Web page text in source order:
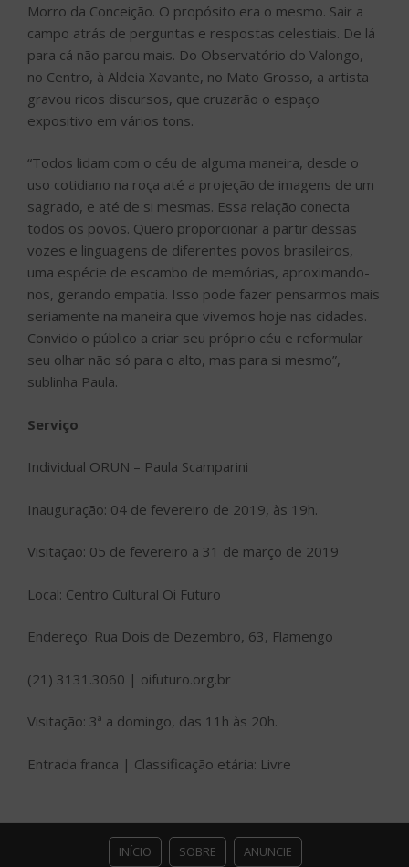
Morro da Conceição. O propósito era o mesmo. Sair a
campo atrás de perguntas e respostas celestiais. De lá
para cá não parou mais. Do Observatório do Valongo,
no Centro, à Aldeia Xavante, no Mato Grosso, a artista
gravou ricos discursos, que cruzarão o espaço
expositivo em vários tons.
“Todos lidam com o céu de alguma maneira, desde o
uso cotidiano na roça até a projeção de imagens de um
sagrado, e até de si mesmas. Essa relação conecta
todos os povos. Quero proporcionar a partir dessas
vozes e linguagens de diferentes povos brasileiros,
uma espécie de escambo de memórias, aproximando-
nos, gerando empatia. Isso pode fazer pensarmos mais
seriamente na maneira que vivemos hoje nas cidades.
Convido o público a criar seu próprio céu e reformular
seu olhar não só para o alto, mas para si mesmo”,
sublinha Paula.
Serviço
Individual ORUN – Paula Scamparini
Inauguração: 04 de fevereiro de 2019, às 19h.
Visitação: 05 de fevereiro a 31 de março de 2019
Local: Centro Cultural Oi Futuro
Endereço: Rua Dois de Dezembro, 63, Flamengo
(21) 3131.3060 | oifuturo.org.br
Visitação: 3ª a domingo, das 11h às 20h.
Entrada franca | Classificação etária: Livre
INÍCIO SOBRE ANUNCIE